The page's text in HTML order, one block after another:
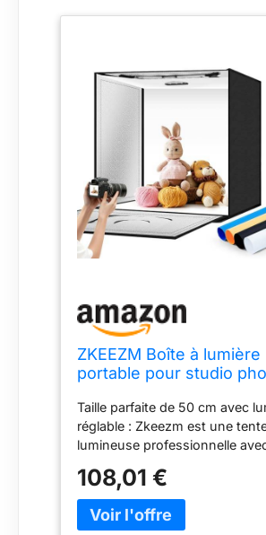
ZKEEZM Boîte à lumière
portable pour studio
luminosité réglable -
variable - Avec 80 LED et
couleurs de fond
Taille parfaite de 50 cm avec
réglable : Zkeezm est une
lumineuse professionnelle
IRC de 90 +, température de
6000 à 6500 K qui répartit
uniformément la lumière dans
108,01 €